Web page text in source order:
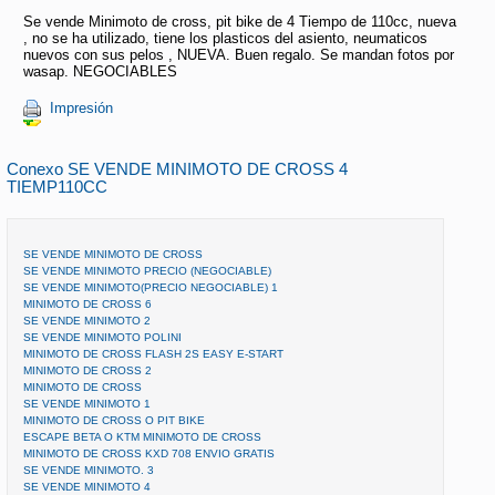
Se vende Minimoto de cross, pit bike de 4 Tiempo de 110cc, nueva
, no se ha utilizado, tiene los plasticos del asiento, neumaticos
nuevos con sus pelos , NUEVA. Buen regalo. Se mandan fotos por
wasap. NEGOCIABLES
Impresión
Conexo SE VENDE MINIMOTO DE CROSS 4
TIEMP110CC
SE VENDE MINIMOTO DE CROSS
SE VENDE MINIMOTO PRECIO (NEGOCIABLE)
SE VENDE MINIMOTO(PRECIO NEGOCIABLE) 1
MINIMOTO DE CROSS 6
SE VENDE MINIMOTO 2
SE VENDE MINIMOTO POLINI
MINIMOTO DE CROSS FLASH 2S EASY E-START
MINIMOTO DE CROSS 2
MINIMOTO DE CROSS
SE VENDE MINIMOTO 1
MINIMOTO DE CROSS O PIT BIKE
ESCAPE BETA O KTM MINIMOTO DE CROSS
MINIMOTO DE CROSS KXD 708 ENVIO GRATIS
SE VENDE MINIMOTO. 3
SE VENDE MINIMOTO 4